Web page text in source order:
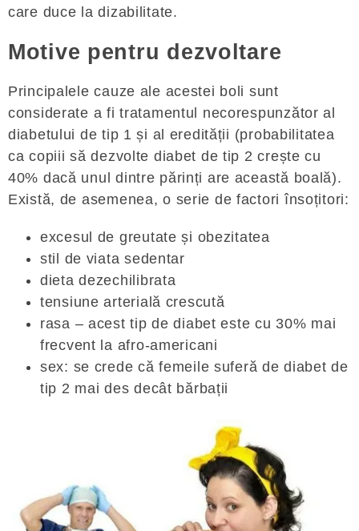
care duce la dizabilitate.
Motive pentru dezvoltare
Principalele cauze ale acestei boli sunt
considerate a fi tratamentul necorespunzător al
diabetului de tip 1 și al eredității (probabilitatea
ca copiii să dezvolte diabet de tip 2 crește cu
40% dacă unul dintre părinți are această boală).
Există, de asemenea, o serie de factori însoțitori:
excesul de greutate și obezitatea
stil de viata sedentar
dieta dezechilibrata
tensiune arterială crescută
rasa – acest tip de diabet este cu 30% mai
frecvent la afro-americani
sex: se crede că femeile suferă de diabet de
tip 2 mai des decât bărbații